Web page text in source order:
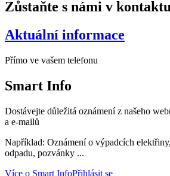
Zůstaňte s námi v
Aktuální informace
Přímo ve vašem telefonu
Smart Info
Dostávejte důležitá oznámení z našeho
a e-mailů
Například: Oznámení o výpadcích
odpadu, pozvánky ...
Více o Smart InfoPřihlásit se